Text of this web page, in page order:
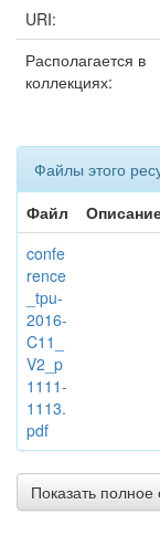
URI:
Располагается в
коллекциях:
Файлы этого
Файл
confe
rence
_tpu-
2016-
C11_
V2_p
1111-
1113.
pdf
Показать